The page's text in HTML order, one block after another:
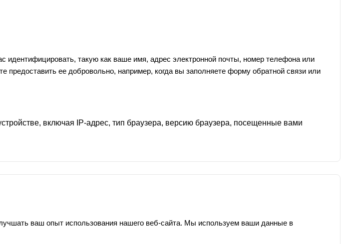
такую как ваше имя, адрес электронной почты, номер телефона или
предоставить ее добровольно, например, когда вы заполняете форму обратной связи или
включая IP-адрес, тип браузера, версию браузера, посещенные вами
ваш опыт использования нашего веб-сайта. Мы используем ваши данные в